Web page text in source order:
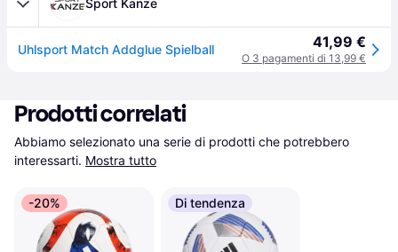
Sport Kanze
Uhlsport Match Addglue Spielball 41,99 €
O 3 pagamenti di 13,99 €
Prodotti correlati
Abbiamo selezionato una serie di prodotti che potrebbero
interessarti. Mostra tutto
-20% Di tendenza